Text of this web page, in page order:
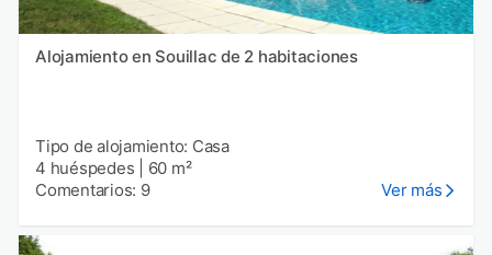
Alojamiento en Souillac de 2 habitaciones
Tipo de alojamiento: Casa
4 huéspedes
60 m²
Comentarios: 9
Ver más